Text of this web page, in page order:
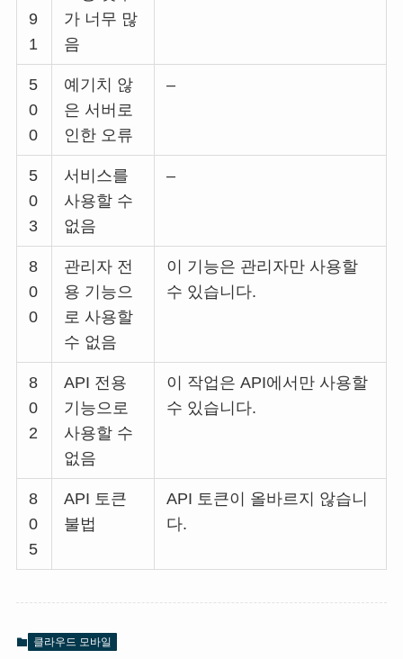
9
1
가 너무 많
음
5
0
0
예기치 않
은 서버로
인한 오류
–
5
0
3
서비스를
사용할 수
없음
–
8
0
0
관리자 전
용 기능으
로 사용할
수 없음
이 기능은 관리자만 사용할
수 있습니다.
8
0
2
API 전용
기능으로
사용할 수
없음
이 작업은 API에서만 사용할
수 있습니다.
8
0
5
API 토큰
불법
API 토큰이 올바르지 않습니
다.
클라우드 모바일